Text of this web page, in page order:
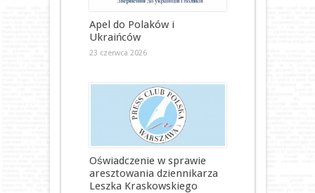
Apel do Polaków i
Ukraińców
23 czerwca 2026
Oświadczenie w sprawie
aresztowania dziennikarza
Leszka Kraskowskiego